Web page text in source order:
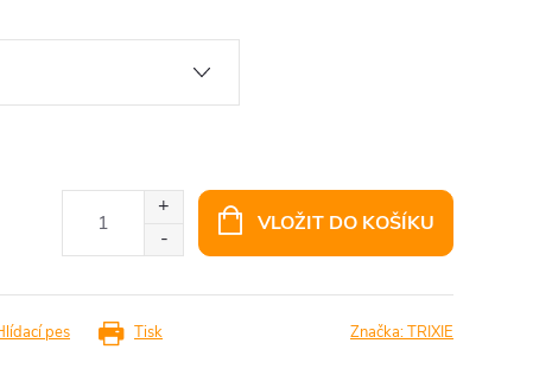
VLOŽIT DO KOŠÍKU
Tisk
pes Značka:TRIXIE